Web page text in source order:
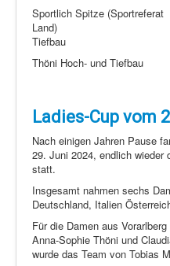
Sportlich Spitze (Sportreferat
Land)
Tiefbau
Thöni Hoch- und Tiefbau
Ladies-Cup vom
Nach einigen Jahren Pause
29. Juni 2024, endlich wieder
statt.
Insgesamt nahmen sechs
Deutschland, Italien
Für die Damen aus
Anna-Sophie Thöni und
wurde das Team von Tobias